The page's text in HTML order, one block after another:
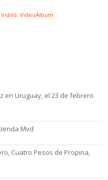
Video VideoÁlbum
en Uruguay, el 23 de febrero
Mvd
Cuatro Pesos de Propina,